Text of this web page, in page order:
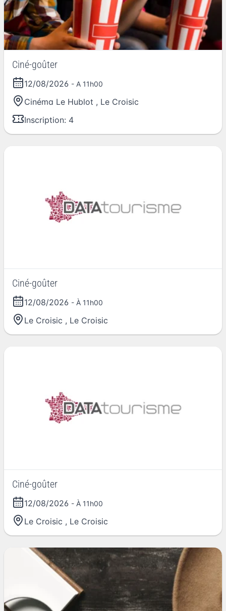
Ciné-goûter
12/08/2026 - A 11h00
Cinéma Le Hublot , Le Croisic
Inscription: 4
Ciné-goûter
12/08/2026 - À 11h00
Le Croisic , Le Croisic
Ciné-goûter
12/08/2026 - À 11h00
Le Croisic , Le Croisic